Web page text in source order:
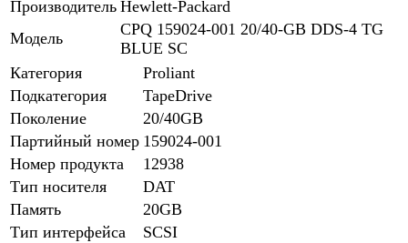
Производитель Hewlett-Packard
Модель
CPQ 159024-001 20/40-GB DDS-4 TG
BLUE SC
Категория
Proliant
Подкатегория
TapeDrive
Поколение
20/40GB
Партийный номер 159024-001
Номер продукта
12938
Тип носителя
DAT
Память
20GB
Тип интерфейса
SCSI